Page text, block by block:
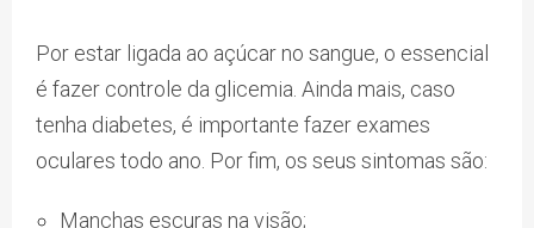
Por estar ligada ao açúcar no sangue, o essencial
é fazer controle da glicemia. Ainda mais, caso
tenha diabetes, é importante fazer exames
oculares todo ano. Por fim, os seus sintomas são:
Manchas escuras na visão;